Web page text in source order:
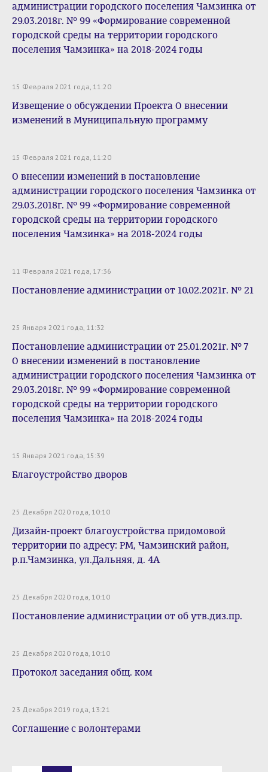
администрации городского поселения Чамзинка от
29.03.2018г. № 99 «Формирование современной
городской среды на территории городского
поселения Чамзинка» на 2018-2024 годы
15 Февраля 2021 года, 11:20
Извещение о обсуждении Проекта О внесении
изменений в Муниципальную программу
15 Февраля 2021 года, 11:20
О внесении изменений в постановление
администрации городского поселения Чамзинка от
29.03.2018г. № 99 «Формирование современной
городской среды на территории городского
поселения Чамзинка» на 2018-2024 годы
11 Февраля 2021 года, 17:36
Постановление администрации от 10.02.2021г. № 21
25 Января 2021 года, 11:32
Постановление администрации от 25.01.2021г. № 7
О внесении изменений в постановление
администрации городского поселения Чамзинка от
29.03.2018г. № 99 «Формирование современной
городской среды на территории городского
поселения Чамзинка» на 2018-2024 годы
15 Января 2021 года, 15:39
Благоустройство дворов
25 Декабря 2020 года, 10:10
Дизайн-проект благоустройства придомовой
территории по адресу: РМ, Чамзинский район,
р.п.Чамзинка, ул.Дальняя, д. 4А
25 Декабря 2020 года, 10:10
Постановление администрации от об утв.диз.пр.
25 Декабря 2020 года, 10:10
Протокол заседания общ. ком
23 Декабря 2019 года, 13:21
Соглашение с волонтерами